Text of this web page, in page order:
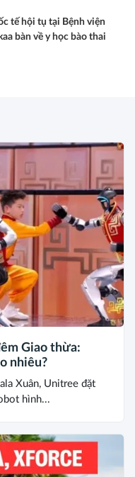
tế hội tụ tại Bệnh viện
bàn về y học bào thai
Giao thừa:
nhiêu?
Xuân, Unitree đặt
hình...